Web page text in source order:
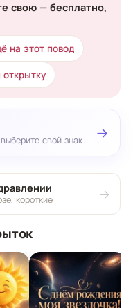
свою — бесплатно,
на этот повод
свой знак →
короткие →